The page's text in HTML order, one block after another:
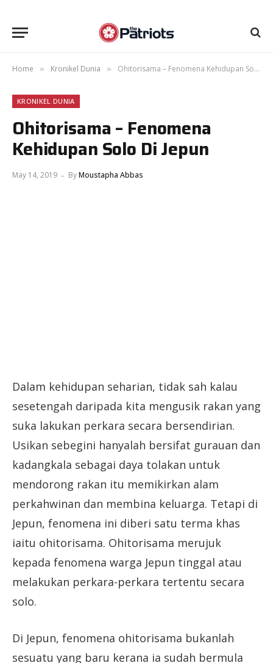
Home » Kronikel Dunia » Ohitorisama – Fenomena Kehidupan Solo Di Jepun
KRONIKEL DUNIA
Ohitorisama – Fenomena
Kehidupan Solo Di Jepun
May 14, 2019 ByMoustapha Abbas
Dalam kehidupan seharian, tidak sah kalau
sesetengah daripada kita mengusik rakan yang
suka lakukan perkara secara bersendirian.
Usikan sebegini hanyalah bersifat gurauan dan
kadangkala sebagai daya tolakan untuk
mendorong rakan itu memikirkan alam
perkahwinan dan membina keluarga. Tetapi di
Jepun, fenomena ini diberi satu terma khas
iaitu ohitorisama. Ohitorisama merujuk
kepada fenomena warga Jepun tinggal atau
melakukan perkara-perkara tertentu secara
solo.
Di Jepun, fenomena ohitorisama bukanlah
sesuatu yang baru kerana ia sudah bermula